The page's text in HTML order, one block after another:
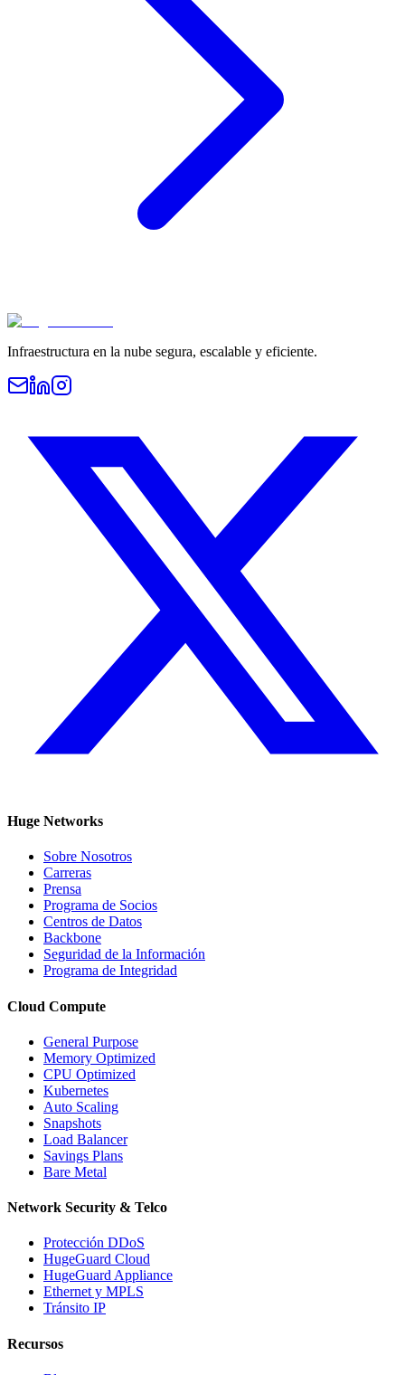
Infraestructura en la nube segura, escalable y eficiente.
Huge Networks
Sobre Nosotros
Carreras
Prensa
Programa de Socios
Centros de Datos
Backbone
Seguridad de la Información
Programa de Integridad
Cloud Compute
General Purpose
Memory Optimized
CPU Optimized
Kubernetes
Auto Scaling
Snapshots
Load Balancer
Savings Plans
Bare Metal
Network Security & Telco
Protección DDoS
HugeGuard Cloud
HugeGuard Appliance
Ethernet y MPLS
Tránsito IP
Recursos